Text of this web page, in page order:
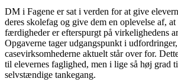
DM i Fagene er sat i verden for at give
deres skolefag og give dem en oplevelse af,
færdigheder er efterspurgt på virkelighedens
Opgaverne tager udgangspunkt i
casevirksomhederne aktuelt står over for.
til elevernes faglighed, men i lige så høj grad
selvstændige tankegang.